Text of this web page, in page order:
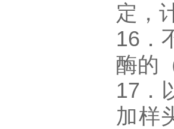
定，
16．
酶的
17．
加样